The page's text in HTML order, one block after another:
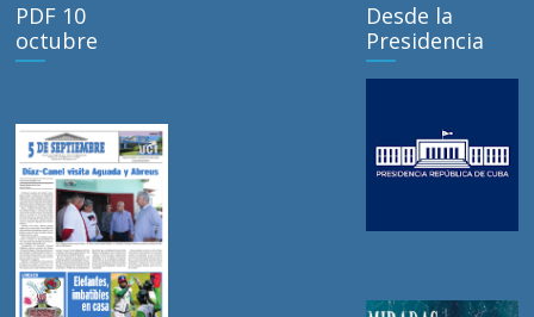
PDF 10
octubre
Desde la
Presidencia